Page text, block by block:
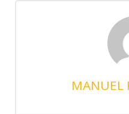
MANUEL